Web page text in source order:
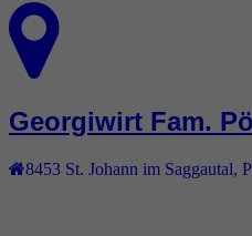
Georgiwirt Fam.
8453 St. Johann im Saggautal